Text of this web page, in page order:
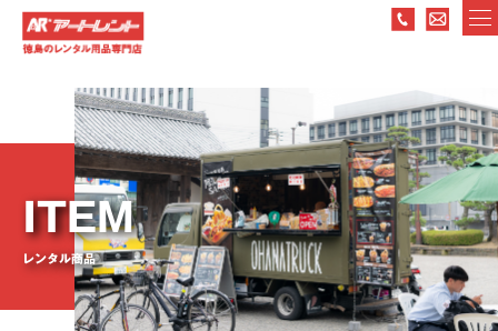
ITEM
レンタル商品